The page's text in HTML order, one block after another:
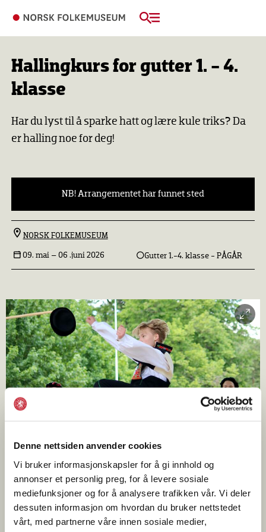
Denne nettsiden anvender cookies
Vi bruker informasjonskapsler for å gi innhold og
annonser et personlig preg, for å levere sosiale
mediefunksjoner og for å analysere trafikken vår. Vi deler
dessuten informasjon om hvordan du bruker nettstedet
vårt, med partnerne våre innen sosiale medier,
Hallingkurs for gutter 1. - 4.
klasse
Har du lyst til å sparke hatt og lære kule triks? Da
er halling noe for deg!
NB! Arrangementet har funnet sted
NORSK FOLKEMUSEUM
09. mai – 06 .juni 2026 Gutter 1.-4. klasse - PÅGÅR
Elisabeth Talén
Denne våren inviterer vi til et gøyalt dansekurs for gutter på